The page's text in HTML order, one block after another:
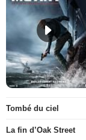
Tombé du ciel
La fin d’Oak Street